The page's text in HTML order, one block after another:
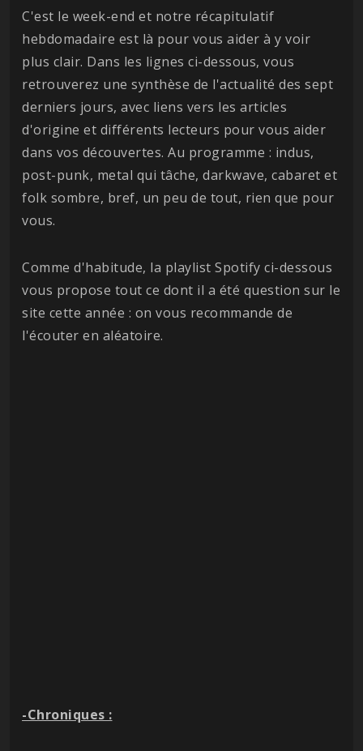
C'est le week-end et notre récapitulatif
hebdomadaire est là pour vous aider à y voir
plus clair. Dans les lignes ci-dessous, vous
retrouverez une synthèse de l'actualité des sept
derniers jours, avec liens vers les articles
d'origine et différents lecteurs pour vous aider
dans vos découvertes. Au programme : indus,
post-punk, metal qui tâche, darkwave, cabaret et
folk sombre, bref, un peu de tout, rien que pour
vous.
Comme d'habitude, la playlist Spotify ci-dessous
vous propose tout ce dont il a été question sur le
site cette année : on vous recommande de
l'écouter en aléatoire.
-Chroniques :